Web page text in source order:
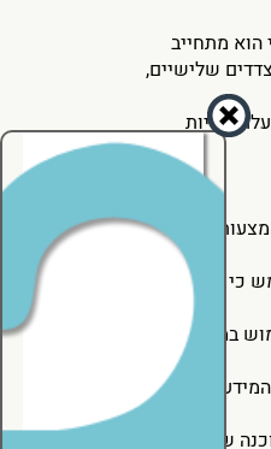
הוא מתחייב
שלישיים,
זכויות
הוא מודע
במידע מסיבה
הינו כללי
של